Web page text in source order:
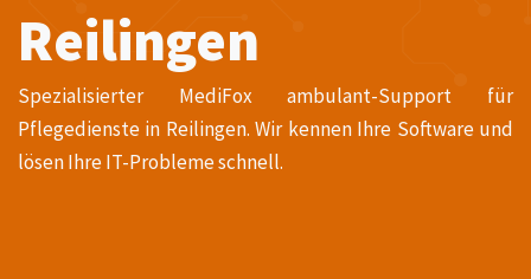
Reilingen
Spezialisierter MediFox ambulant-Support für
Pflegedienste in Reilingen. Wir kennen Ihre Software und
lösen Ihre IT-Probleme schnell.